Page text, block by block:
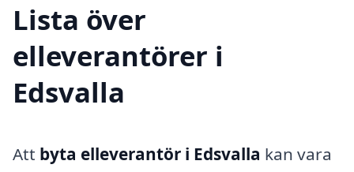
Lista över
elleverantörer i
Edsvalla
Att byta elleverantör i Edsvalla kan vara